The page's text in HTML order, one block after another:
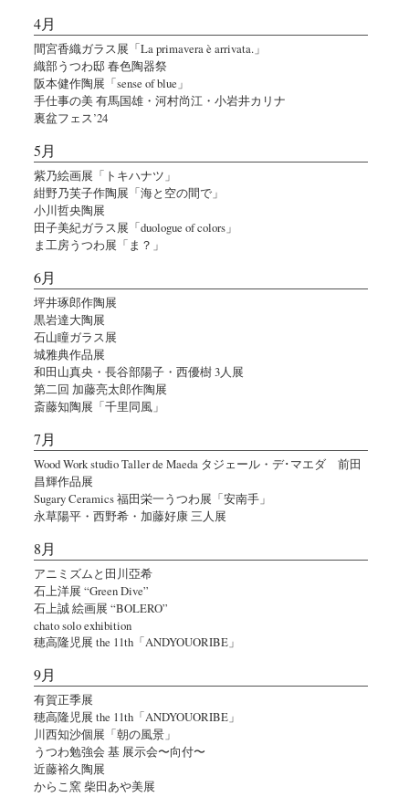
4月
間宮香織ガラス展「La primavera è arrivata.」
織部うつわ邸 春色陶器祭
阪本健作陶展「sense of blue」
手仕事の美 有馬国雄・河村尚江・小岩井カリナ
裏盆フェス’24
5月
紫乃絵画展「トキハナツ」
紺野乃芙子作陶展「海と空の間で」
小川哲央陶展
田子美紀ガラス展「duologue of colors」
ま工房うつわ展「ま？」
6月
坪井琢郎作陶展
黒岩達大陶展
石山瞳ガラス展
城雅典作品展
和田山真央・長谷部陽子・西優樹 3人展
第二回 加藤亮太郎作陶展
斎藤知陶展「千里同風」
7月
Wood Work studio Taller de Maeda タジェール・デ･マエダ 前田
昌輝作品展
Sugary Ceramics 福田栄一うつわ展「安南手」
永草陽平・西野希・加藤好康 三人展
8月
アニミズムと田川亞希
石上洋展 “Green Dive”
石上誠 絵画展 “BOLERO”
chato solo exhibition
穂高隆児展 the 11th「ANDYOUORIBE」
9月
有賀正季展
穂高隆児展 the 11th「ANDYOUORIBE」
川西知沙個展「朝の風景」
うつわ勉強会 基 展示会〜向付〜
近藤裕久陶展
からこ窯 柴田あや美展